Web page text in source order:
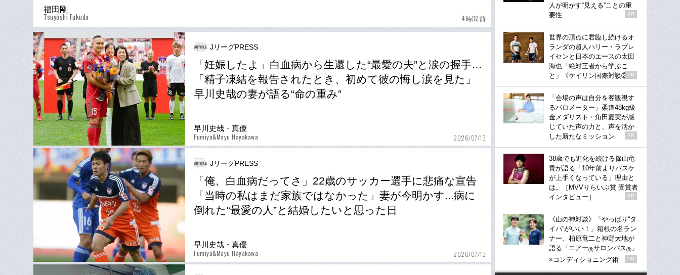
福田剛
Tsuyoshi Fukuda 4時間前
JリーグPRESS
「妊娠したよ」白血病から生還した“最愛の夫”と涙の握手…
「精子凍結を報告されたとき、初めて彼の悔し涙を見た」
早川史哉の妻が語る“命の重み”
早川史哉・真優
Fumiya&Mayu Hayakawa 2026/07/13
JリーグPRESS
「俺、白血病だってさ」22歳のサッカー選手に悲痛な宣告
「当時の私はまだ家族ではなかった」妻が今明かす...病に
倒れた“最愛の人”と結婚したいと思った日
早川史哉・真優
Fumiya&Mayu Hayakawa 2026/07/13
人が明かす“見える”ことの重
要性
PR
世界の頂点に君臨し続けるオ
ランダの超人ハリー・ラブレ
イセンと日本のエースの太田
海也「絶対王者から学ぶこ
と」《ケイリン国際対談②》
PR
「会場の声は自分を客観視す
るバロメーター」柔道48kg級
金メダリスト・角田夏実が感
じていた声の力と、声を活か
した新たなミッション
PR
38歳でも進化を続ける篠山竜
青が語る「10年前よりバスケ
が上手くなっている」理由と
は。［MVVりらいぶ賞 受賞者
インタビュー］
PR
《山の神対談》「やっぱり“タ
イパ”がいい！」箱根の名ラン
ナー、柏原竜二と神野大地が
語る「エアー®サロンパス® 」
×コンディショニング術
PR